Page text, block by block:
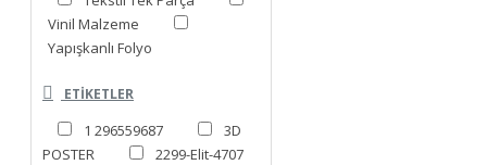
Vinil Malzeme
Yapışkanlı Folyo
ETIKETLER
1 296559687
3D
POSTER
2299-Elit-4707